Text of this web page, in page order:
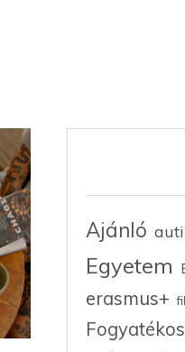
Ajánló
Egyetem
erasmus+